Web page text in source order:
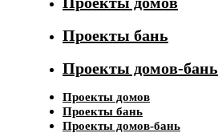
Проекты бань
Проекты домов-бань
Проекты домов
Проекты бань
Проекты домов-бань